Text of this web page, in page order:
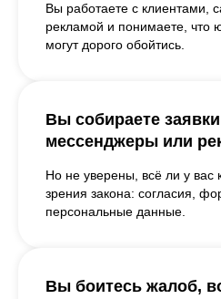
Вы работаете с клиентами,
рекламой и понимаете, что
могут дорого обойтись.
Вы собираете заявки
мессенджеры или
Но не уверены, всё ли у вас
зрения закона: согласия,
персональные данные.
Вы боитесь жалоб,